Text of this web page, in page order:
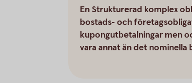
En Strukturerad komplex
bostads- och
kupongutbetalningar men
vara annat än det nominella